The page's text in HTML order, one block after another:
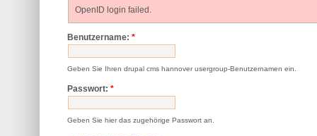
OpenID login failed.
Benutzername:*
Geben Sie Ihren drupal cms hannover usergroup-Benutzernamen ein.
Passwort:*
Geben Sie hier das zugehörige Passwort an.